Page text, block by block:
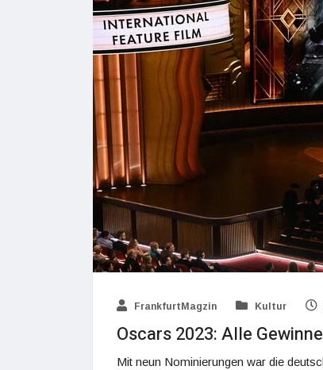
FrankfurtMagzin Kultur
Oscars 2023: Alle
Mit neun Nominierungen war die